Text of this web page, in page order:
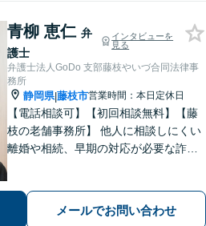
青柳 恵仁 弁
護士
インタビューを
見る
弁護士法人GoDo 支部藤枝やいづ合同法律事
務所
静岡県|藤枝市営業時間：本日定休日
【電話相談可】【初回相談無料】【藤
枝の老舗事務所】 他人に相談しにくい
離婚や相続、早期の対応が必要な詐欺
か」と悩まずに、まずはご相談くださ
い【弁護士3人在籍】
メールでお問い合わせ